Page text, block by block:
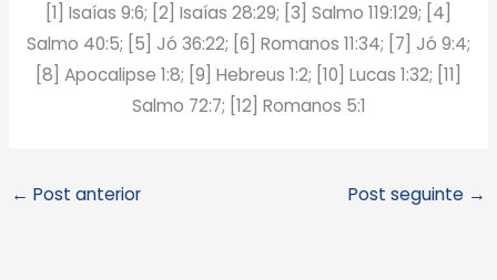
[1] Isaías 9:6; [2] Isaías 28:29; [3] Salmo 119:129; [4]
Salmo 40:5; [5] Jó 36:22; [6] Romanos 11:34; [7] Jó 9:4;
[8] Apocalipse 1:8; [9] Hebreus 1:2; [10] Lucas 1:32; [11]
Salmo 72:7; [12] Romanos 5:1
← Post anterior Post seguinte →